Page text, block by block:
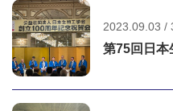
2023.09.03 /
第75回日本